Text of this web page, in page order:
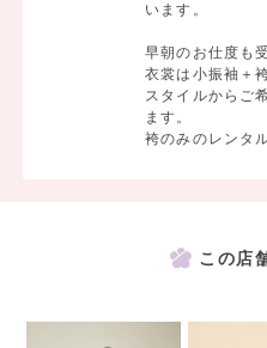
います。
早朝のお仕度も
衣裳は小振袖＋
スタイルからご
ます。
袴のみのレンタ
この店